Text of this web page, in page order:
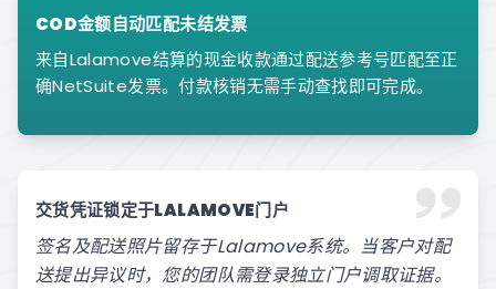
COD金额自动匹配未结发票
来自Lalamove结算的现金收款通过配送参考号匹配至正
确NetSuite发票。付款核销无需手动查找即可完成。
交货凭证锁定于LALAMOVE门户
签名及配送照片留存于Lalamove系统。当客户对配
送提出异议时，您的团队需登录独立门户调取证据。